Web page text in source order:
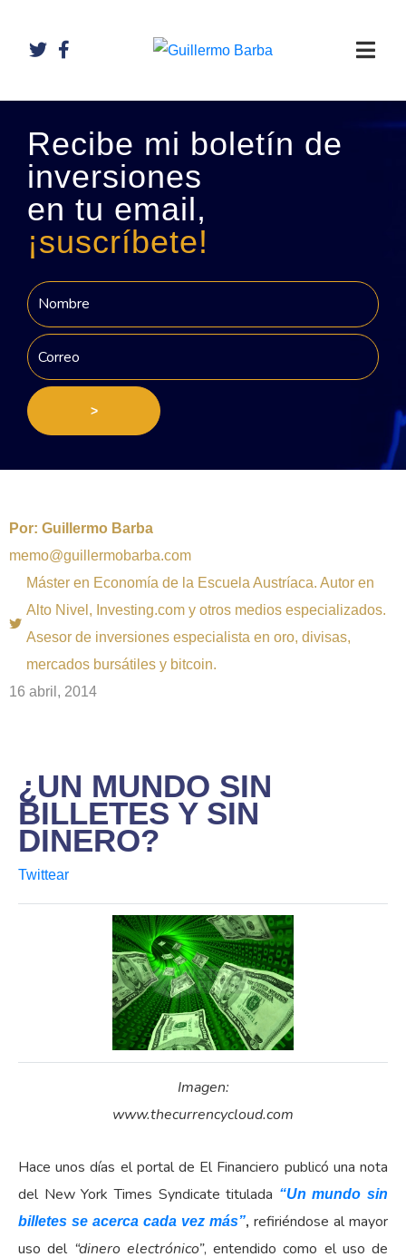
Recibe mi boletín de
inversiones
en tu email,
¡suscríbete!
>
Por: Guillermo Barba
memo@guillermobarba.com
Máster en Economía de la Escuela Austríaca. Autor en
Alto Nivel, Investing.com y otros medios especializados.
Asesor de inversiones especialista en oro, divisas,
mercados bursátiles y bitcoin.
16 abril, 2014
¿UN MUNDO SIN
BILLETES Y SIN
DINERO?
Twittear
Imagen:
www.thecurrencycloud.com
Hace unos días el portal de El Financiero publicó una nota
del New York Times Syndicate titulada “Un mundo sin
billetes se acerca cada vez más”, refiriéndose al mayor
uso del “dinero electrónico”, entendido como el uso de